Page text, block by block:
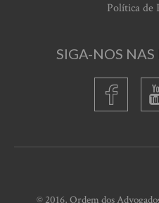
Política de
SIGA-NOS NAS
© 2016, Ordem dos